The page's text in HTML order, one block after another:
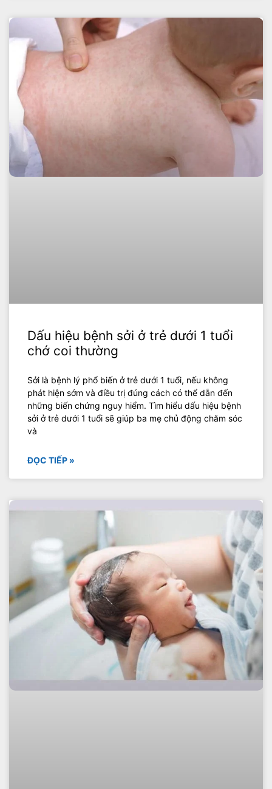
Dấu hiệu bệnh sởi ở trẻ dưới 1 tuổi
chớ coi thường
Sởi là bệnh lý phổ biến ở trẻ dưới 1 tuổi, nếu không
phát hiện sớm và điều trị đúng cách có thể dẫn đến
những biến chứng nguy hiểm. Tìm hiểu dấu hiệu bệnh
sởi ở trẻ dưới 1 tuổi sẽ giúp ba mẹ chủ động chăm sóc
và
ĐỌC TIẾP »